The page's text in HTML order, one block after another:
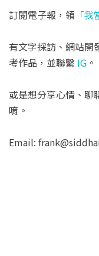
訂閱電子報，領 「
有文字採訪、網站開
考作品，並聯繫 IG 。
或是想分享心情、聊
唷。
Email: